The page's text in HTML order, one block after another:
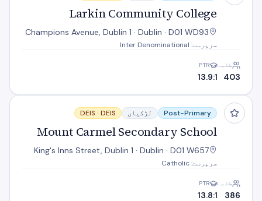
Larkin Community College
Champions Avenue, Dublin 1 · Dublin · D01 WD93
سرپرست: Inter Denominational
طلبہ
403
PTR
13.9:1
Mount Carmel Secondary School
Post-Primary لڑکیاں DEIS · DEIS
Mount Carmel Secondary School
King's Inns Street, Dublin 1 · Dublin · D01 W657
سرپرست: Catholic
طلبہ
386
PTR
13.8:1